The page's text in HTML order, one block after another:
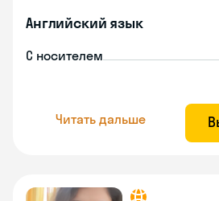
Английский язык
С носителем
Читать дальше